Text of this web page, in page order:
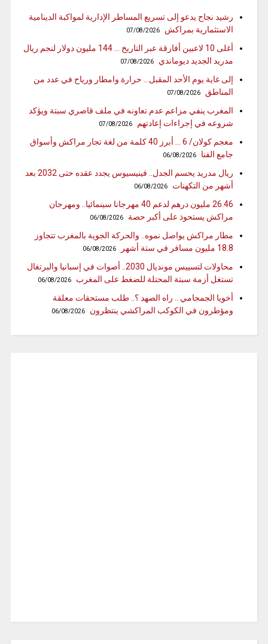
رشيد نجاح يدعو إلى تسريع المساطر الإدارية لمواكبة الدينامية
الاستثمارية بمراكش
07/08/2026
أغلى 10 لاعبين أفارقة عبر التاريخ … 144 مليون دولار لنجم ريال
مدريد الجديد ديوماندي
07/08/2026
إلى غاية يوم الأحد المقبل… حرارة وامطار ورياح في عدد من
المناطق
07/08/2026
المغرب ينفي مزاعم عدم تعاونه في ملف قاصري سبتة ويؤكد
شروعه في إجراءات إعادتهم
07/08/2026
معجم كولان/ 6 … أبرز 40 كلمة من لغة تجار مراكش وأسواق
جامع الفنا
06/08/2026
ريال مدريد يحسم الجدل.. فينيسيوس يجدد عقده حتى 2032 بعد
أشهر من التكهنات
06/08/2026
26.46 مليون درهم لدعم 40 مهرجانا سينمائيا.. ومهرجان
مراكش يستحوذ على أكبر حصة
06/08/2026
مطار مراكش يواصل نموه.. والحركة الجوية بالمغرب تتجاوز
18.8 مليون مسافر في ستة أشهر
06/08/2026
محاولات لتسييس مونديال 2030.. أصوات في إسبانيا والبرتغال
تستغل أزمة سبتة المحتلة للضغط على المغرب
06/08/2026
أخويا الجمجامي .. راه الصهد ؟.. طلب مستحقات معلقة
ومؤطرون في الكوكب المراكشي ينتظرون
06/08/2026